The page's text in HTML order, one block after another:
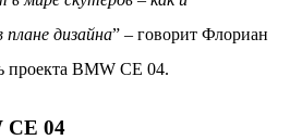
плане дизайна” – говорит Флориан
проекта BMW CE 04.
CE 04